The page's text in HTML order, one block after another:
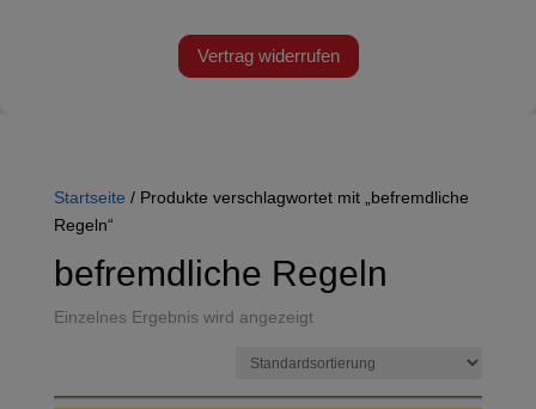
Vertrag widerrufen
Startseite / Produkte verschlagwortet mit „befremdliche
Regeln“
befremdliche Regeln
Einzelnes Ergebnis wird angezeigt